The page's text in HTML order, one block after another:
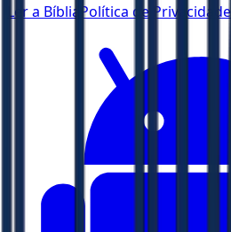
Ler a Bíblia Política de Privacidade